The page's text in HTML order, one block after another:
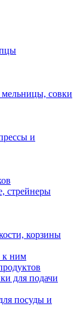
мельницы, совки
и
стрейнеры
корзины
к ним
для подачи
посуды и